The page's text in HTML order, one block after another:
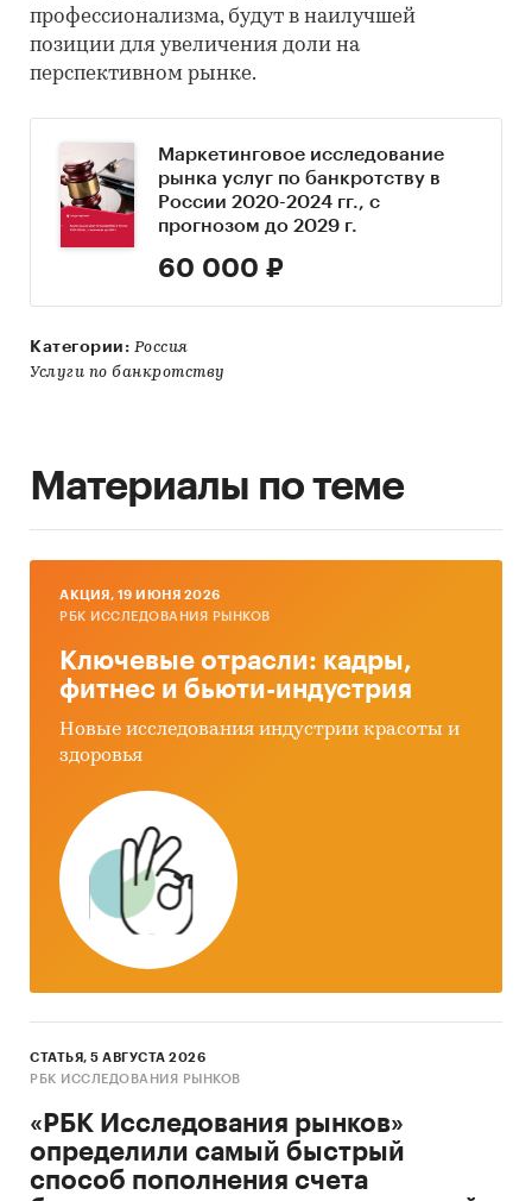
профессионализма, будут в наилучшей
позиции для увеличения доли на
перспективном рынке.
Маркетинговое исследование
рынка услуг по банкротству в
России 2020-2024 гг., с
прогнозом до 2029 г.
60 000 ₽
Категории: Россия
Услуги по банкротству
Материалы по теме
AКЦИЯ, 19 ИЮНЯ 2026
РБК ИССЛЕДОВАНИЯ РЫНКОВ
Ключевые отрасли: кадры,
фитнес и бьюти-индустрия
Новые исследования индустрии красоты и
здоровья
СТАТЬЯ, 5 АВГУСТА 2026
РБК ИССЛЕДОВАНИЯ РЫНКОВ
«РБК Исследования рынков»
определили самый быстрый
способ пополнения счета